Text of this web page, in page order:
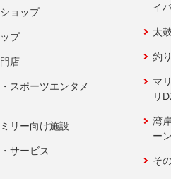
ョップ
プ
店
スポーツエンタメ
リー向け施設
サービス
イ
太
釣
マ
リ
湾
ー
そ